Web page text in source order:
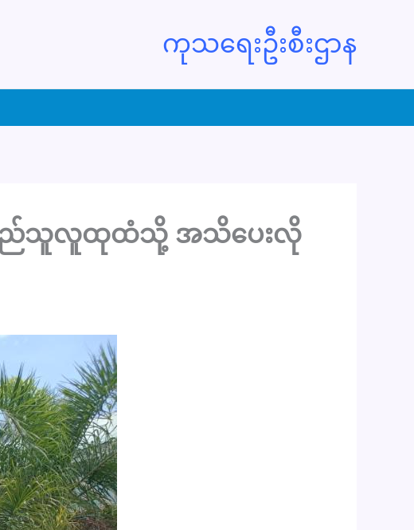
ကုသရေးဦးစီးဌာန
ပြည်သူလူထုထံသို့ အသိပေးလို